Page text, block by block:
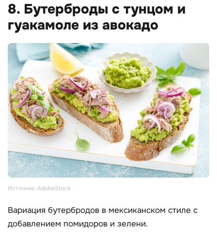
8. Бутерброды с тунцом и
гуакамоле из авокадо
Источник: AdobeStock
Вариация бутербродов в мексиканском стиле с
добавлением помидоров и зелени.